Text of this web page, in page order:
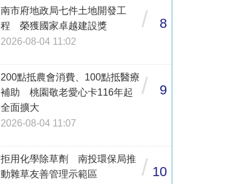
南市府地政局七件土地開發工
程 榮獲國家卓越建設獎
2026-08-04 11:02
/ 8
200點抵農會消費、100點抵醫療
補助 桃園敬老愛心卡116年起
全面擴大
2026-08-04 11:07
/ 9
拒用化學除草劑 南投環保局推
動雜草友善管理示範區
/ 10